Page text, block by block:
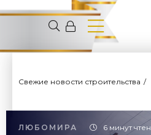
Свежие новости строительства
ЛЮБОМИРА 6 минут